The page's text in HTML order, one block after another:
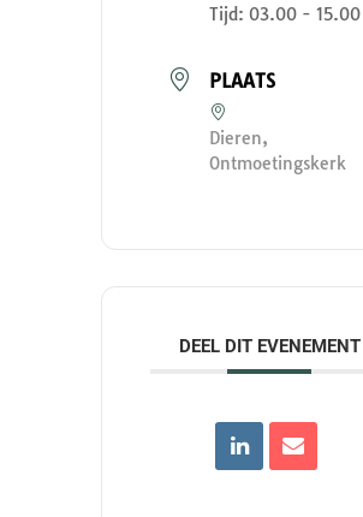
Tijd: 03.00 - 15.00
PLAATS
Dieren,
Ontmoetingskerk
DEEL DIT EVENEMENT